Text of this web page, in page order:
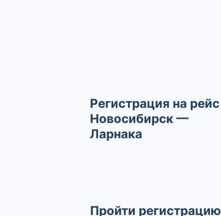
Регистрация на рейс
Новосибирск —
Ларнака
Пройти регистрацию